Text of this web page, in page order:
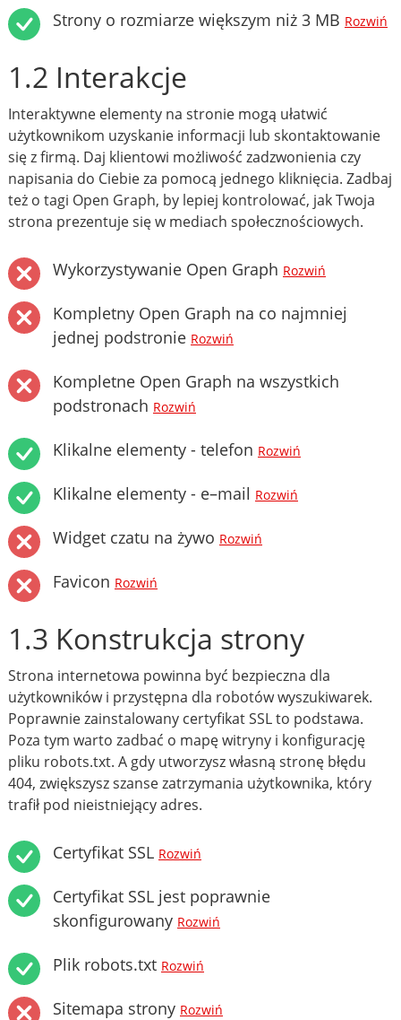
Strony o rozmiarze większym niż 3 MB Rozwiń
1.2 Interakcje
Interaktywne elementy na stronie mogą ułatwić
użytkownikom uzyskanie informacji lub skontaktowanie
się z firmą. Daj klientowi możliwość zadzwonienia czy
napisania do Ciebie za pomocą jednego kliknięcia. Zadbaj
też o tagi Open Graph, by lepiej kontrolować, jak Twoja
strona prezentuje się w mediach społecznościowych.
Wykorzystywanie Open Graph Rozwiń
Kompletny Open Graph na co najmniej
jednej podstronie Rozwiń
Kompletne Open Graph na wszystkich
podstronach Rozwiń
Klikalne elementy - telefon Rozwiń
Klikalne elementy - e–mail Rozwiń
Widget czatu na żywo Rozwiń
Favicon Rozwiń
1.3 Konstrukcja strony
Strona internetowa powinna być bezpieczna dla
użytkowników i przystępna dla robotów wyszukiwarek.
Poprawnie zainstalowany certyfikat SSL to podstawa.
Poza tym warto zadbać o mapę witryny i konfigurację
pliku robots.txt. A gdy utworzysz własną stronę błędu
404, zwiększysz szanse zatrzymania użytkownika, który
trafił pod nieistniejący adres.
Certyfikat SSL Rozwiń
Certyfikat SSL jest poprawnie
skonfigurowany Rozwiń
Plik robots.txt Rozwiń
Sitemapa strony Rozwiń